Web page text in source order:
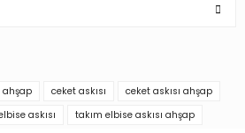
ahşap ceket askısı
ceket askısı ahşap
askısı takım elbise askısı ahşap